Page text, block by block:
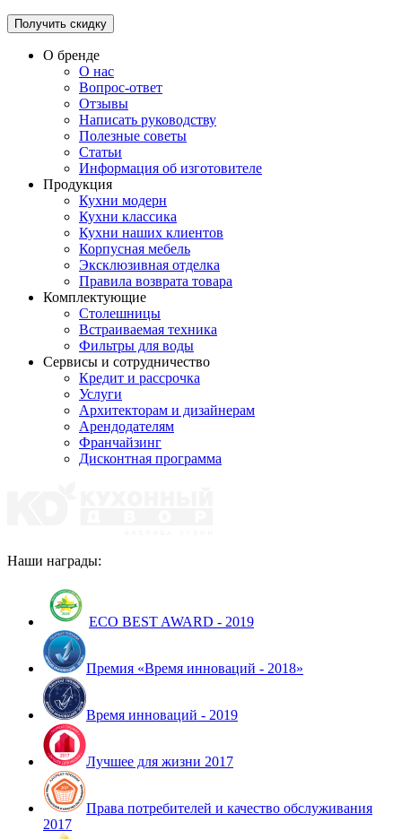
Получить скидку
О бренде
О нас
Вопрос-ответ
Отзывы
Написать руководству
Полезные советы
Статьи
Информация об изготовителе
Продукция
Кухни модерн
Кухни классика
Кухни наших клиентов
Корпусная мебель
Эксклюзивная отделка
Правила возврата товара
Комплектующие
Столешницы
Встраиваемая техника
Фильтры для воды
Сервисы и сотрудничество
Кредит и рассрочка
Услуги
Архитекторам и дизайнерам
Арендодателям
Франчайзинг
Дисконтная программа
Наши награды:
ECO BEST AWARD - 2019
Премия «Время инноваций - 2018»
Время инноваций - 2019
Лучшее для жизни 2017
Права потребителей и качество обслуживания
2017